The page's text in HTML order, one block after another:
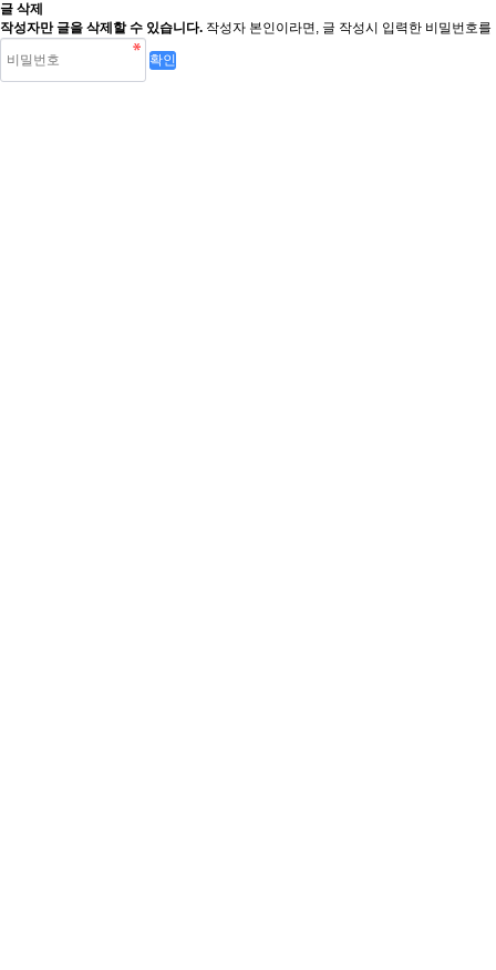
글 삭제
작성자만 글을 삭제할 수 있습니다. 작성자 본인이라면, 글 작성시 입력한 비밀번호